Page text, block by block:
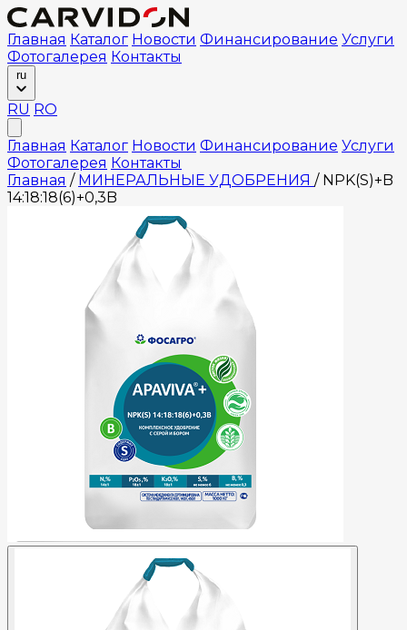
Главная Каталог Новости Финансирование Услуги
Фотогалерея Контакты
ru
RU RO
Главная Каталог Новости Финансирование Услуги
Фотогалерея Контакты
Главная / МИНЕРАЛЬНЫЕ УДОБРЕНИЯ / NPK(S)+B
14:18:18(6)+0,3B